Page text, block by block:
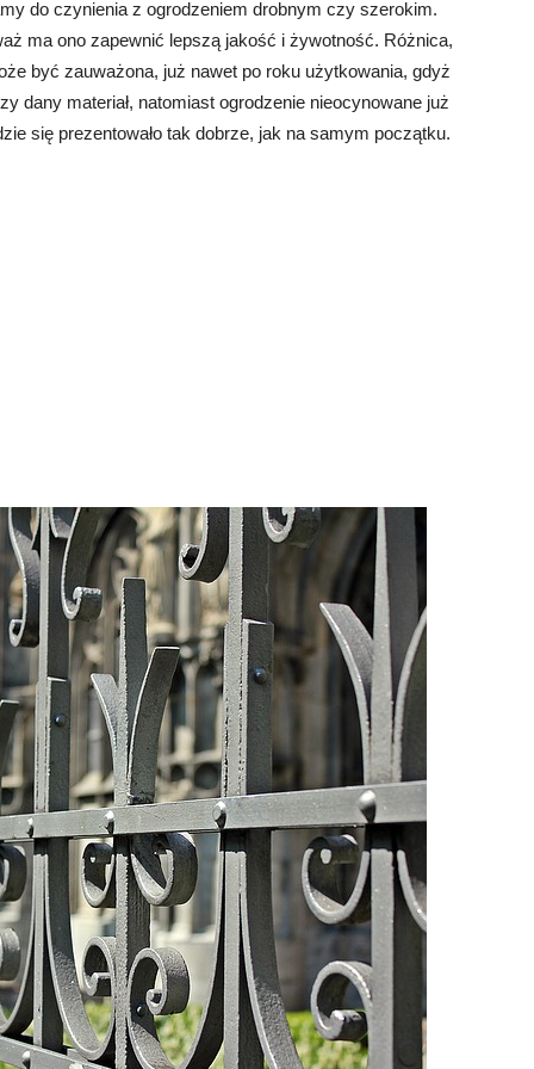
do czynienia z ogrodzeniem drobnym czy szerokim.
ma ono zapewnić lepszą jakość i żywotność. Różnica,
być zauważona, już nawet po roku użytkowania, gdyż
dany materiał, natomiast ogrodzenie nieocynowane już
się prezentowało tak dobrze, jak na samym początku.